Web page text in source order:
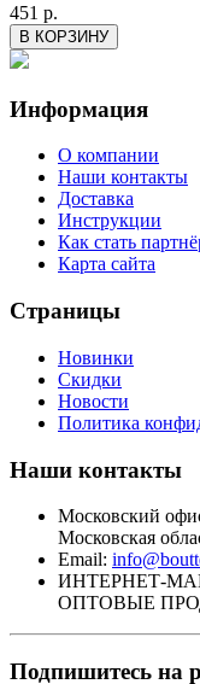
451 р.
В КОРЗИНУ
Информация
О компании
Наши контакты
Доставка
Инструкции
Как стать
Карта сайта
Страницы
Новинки
Скидки
Новости
Политика
Наши контакты
Московский
Московская
Email:
ИНТЕРНЕТ-
ОПТОВЫЕ
Подпишитесь на